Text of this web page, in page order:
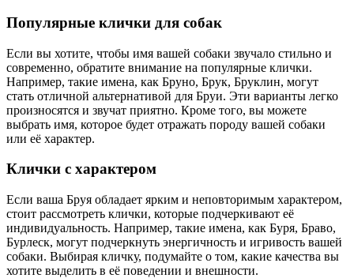
Популярные клички для собак
Если вы хотите, чтобы имя вашей собаки звучало стильно и
современно, обратите внимание на популярные клички.
Например, такие имена, как Бруно, Брук, Бруклин, могут
стать отличной альтернативой для Бруи. Эти варианты легко
произносятся и звучат приятно. Кроме того, вы можете
выбрать имя, которое будет отражать породу вашей собаки
или её характер.
Клички с характером
Если ваша Бруя обладает ярким и неповторимым характером,
стоит рассмотреть клички, которые подчеркивают её
индивидуальность. Например, такие имена, как Буря, Браво,
Бурлеск, могут подчеркнуть энергичность и игривость вашей
собаки. Выбирая кличку, подумайте о том, какие качества вы
хотите выделить в её поведении и внешности.